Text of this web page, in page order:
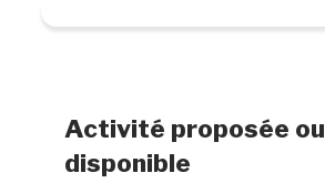
Activité proposée ou
disponible